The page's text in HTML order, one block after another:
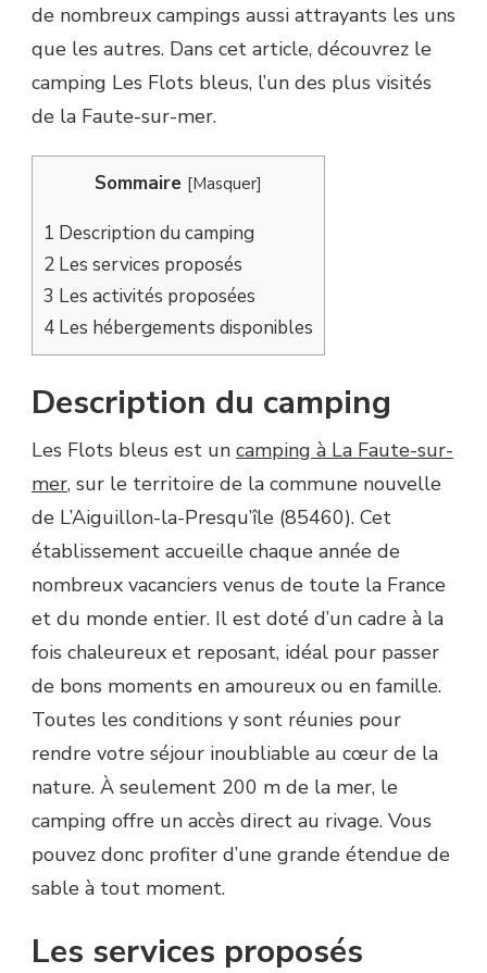
de nombreux campings aussi attrayants les uns
que les autres. Dans cet article, découvrez le
camping Les Flots bleus, l’un des plus visités
de la Faute-sur-mer.
Sommaire [Masquer]
1 Description du camping
2 Les services proposés
3 Les activités proposées
4 Les hébergements disponibles
Description du camping
Les Flots bleus est un camping à La Faute-sur-
mer, sur le territoire de la commune nouvelle
de L’Aiguillon-la-Presqu’île (85460). Cet
établissement accueille chaque année de
nombreux vacanciers venus de toute la France
et du monde entier. Il est doté d’un cadre à la
fois chaleureux et reposant, idéal pour passer
de bons moments en amoureux ou en famille.
Toutes les conditions y sont réunies pour
rendre votre séjour inoubliable au cœur de la
nature. À seulement 200 m de la mer, le
camping offre un accès direct au rivage. Vous
pouvez donc profiter d’une grande étendue de
sable à tout moment.
Les services proposés